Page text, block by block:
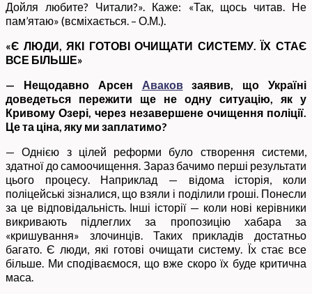
Дойля любите? Читали?». Каже: «Так, щось читав. Не
пам’ятаю» (всміхається. – О.М.).
«Є ЛЮДИ, ЯКІ ГОТОВІ ОЧИЩАТИ СИСТЕМУ. ЇХ СТАЄ
ВСЕ БІЛЬШЕ»
— Нещодавно Арсен Аваковзаявив, що Україні
доведеться пережити ще не одну ситуацію, як у
Кривому Озері, через незавершене очищення поліції.
Це та ціна, яку ми заплатимо?
— Однією з цілей реформи було створення системи,
здатної до самоочищення. Зараз бачимо перші результати
цього процесу. Наприклад — відома історія, коли
поліцейські зізналися, що взяли і поділили гроші. Понесли
за це відповідальність. Інші історії — коли нові керівники
викривають підлеглих за пропозицію хабара за
«кришування» злочинців. Таких прикладів достатньо
багато. Є люди, які готові очищати систему. Їх стає все
більше. Ми сподіваємося, що вже скоро їх буде критична
маса.